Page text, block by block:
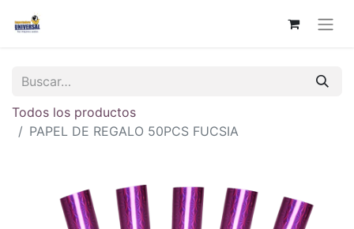
Todos los productos
PAPEL DE REGALO 50PCS FUCSIA